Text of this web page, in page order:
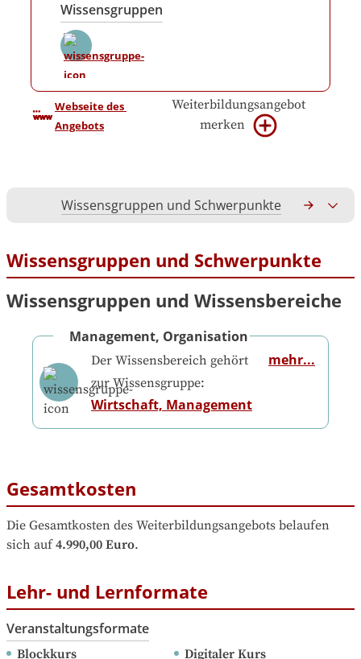
Wissensgruppen
Webseite des
Angebots
Weiterbildungsangebot
merken
Wissensgruppen und Schwerpunkte
Wissensgruppen und Schwerpunkte
Wissensgruppen und Wissensbereiche
Management, Organisation
Der Wissensbereich gehört
zur Wissensgruppe:
Wirtschaft, Management
mehr...
Gesamtkosten
Die Gesamtkosten des Weiterbildungsangebots belaufen
sich auf 4.990,00 Euro.
Lehr- und Lernformate
Veranstaltungsformate
Blockkurs Digitaler Kurs